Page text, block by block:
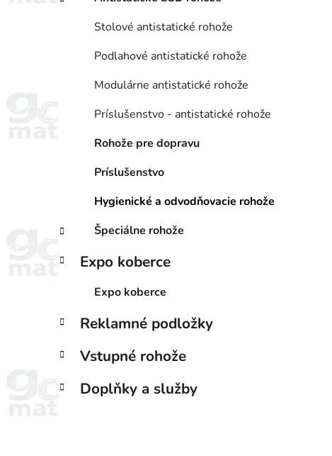
Stolové antistatické rohože
Podlahové antistatické rohože
Modulárne antistatické rohože
Príslušenstvo - antistatické rohože
Rohože pre dopravu
Príslušenstvo
Hygienické a odvodňovacie rohože
Špeciálne rohože
Expo koberce
Expo koberce
Reklamné podložky
Vstupné rohože
Doplňky a služby